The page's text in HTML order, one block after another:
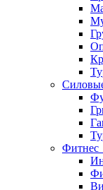
Фитнес